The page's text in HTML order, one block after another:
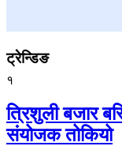
ट्रेन्डिङ
१
त्रिशुली बजार
संयोजक तोकियो